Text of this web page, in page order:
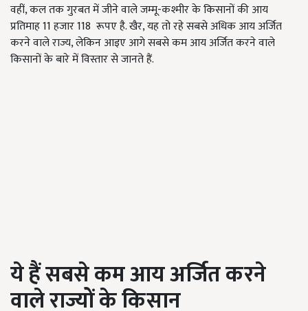
वहीं, कल तक गुरबत में जीने वाले जम्मू-कश्मीर के किसानों की आय
प्रतिमाह 11 हजार 118 रूपए है. खैर, यह तो रहे सबसे अधिक आय अर्जित
करने वाले राज्य, लेकिन आइए आगे सबसे कम आय अर्जित करने वाले
किसानों के बारे में विस्तार से जानते हैं.
ये हैं सबसे कम आय अर्जित करने
वाले राज्यों के किसान